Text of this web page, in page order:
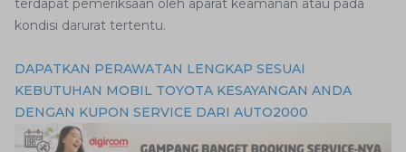
terdapat pemeriksaan oleh aparat keamanan atau pada
kondisi darurat tertentu.
DAPATKAN PERAWATAN LENGKAP SESUAI
KEBUTUHAN MOBIL TOYOTA KESAYANGAN ANDA
DENGAN KUPON SERVICE DARI AUTO2000